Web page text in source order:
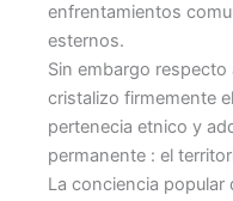
enfrentamientos
esternos.
Sin embargo
cristalizo firmemente
pertenecia etnico y
permanente : el
La conciencia popular